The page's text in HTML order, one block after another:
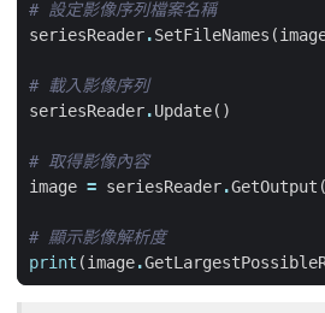
# 設定影像序列檔案名稱
seriesReader.SetFileNames (
# 載入影像序列
seriesReader.Update()
# 取得影像內容
image = seriesReader.GetOutput
# 顯示影像解析度
print (image.